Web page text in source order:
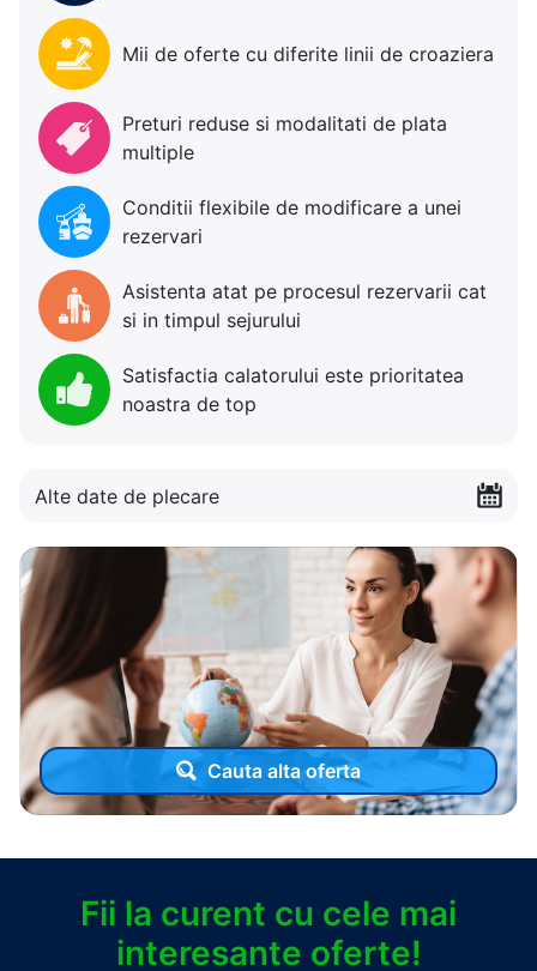
Mii de oferte cu diferite linii de croaziera
Preturi reduse si modalitati de plata
multiple
Conditii flexibile de modificare a unei
rezervari
Asistenta atat pe procesul rezervarii cat
si in timpul sejurului
Satisfactia calatorului este prioritatea
noastra de top
Alte date de plecare
Cauta alta oferta
Fii la curent cu cele mai
interesante oferte!